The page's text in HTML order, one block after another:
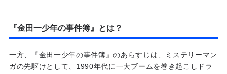
『金田一少年の事件簿』とは？
一方、『金田一少年の事件簿』のあらすじは、ミステリーマン
ガの先駆けとして、1990年代に一大ブームを巻き起こしドラ